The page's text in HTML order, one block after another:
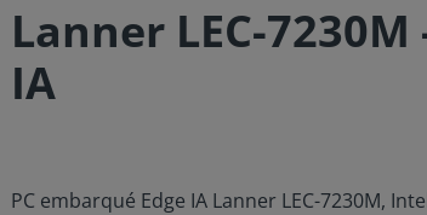
Lanner LEC-
IA
PC embarqué Edge IA Lanner LEC-7230M,